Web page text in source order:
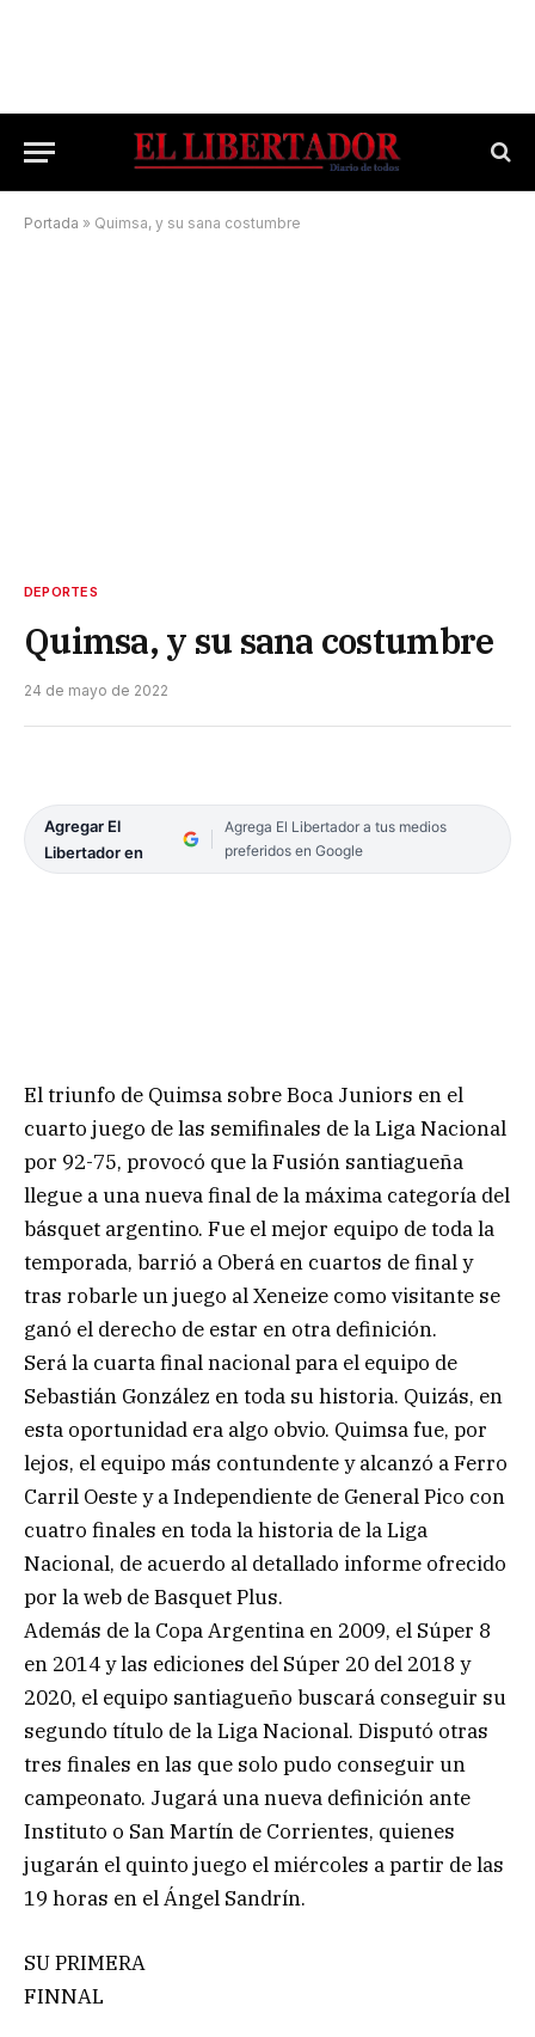
Portada » Quimsa, y su sana costumbre
DEPORTES
Quimsa, y su sana costumbre
24 de mayo de 2022
Agregar El
Libertador en
Agrega El Libertador a tus medios
preferidos en Google
El triunfo de Quimsa sobre Boca Juniors en el
cuarto juego de las semifinales de la Liga Nacional
por 92-75, provocó que la Fusión santiagueña
llegue a una nueva final de la máxima categoría del
básquet argentino. Fue el mejor equipo de toda la
temporada, barrió a Oberá en cuartos de final y
tras robarle un juego al Xeneize como visitante se
ganó el derecho de estar en otra definición.
Será la cuarta final nacional para el equipo de
Sebastián González en toda su historia. Quizás, en
esta oportunidad era algo obvio. Quimsa fue, por
lejos, el equipo más contundente y alcanzó a Ferro
Carril Oeste y a Independiente de General Pico con
cuatro finales en toda la historia de la Liga
Nacional, de acuerdo al detallado informe ofrecido
por la web de Basquet Plus.
Además de la Copa Argentina en 2009, el Súper 8
en 2014 y las ediciones del Súper 20 del 2018 y
2020, el equipo santiagueño buscará conseguir su
segundo título de la Liga Nacional. Disputó otras
tres finales en las que solo pudo conseguir un
campeonato. Jugará una nueva definición ante
Instituto o San Martín de Corrientes, quienes
jugarán el quinto juego el miércoles a partir de las
19 horas en el Ángel Sandrín.
SU PRIMERA
FINNAL